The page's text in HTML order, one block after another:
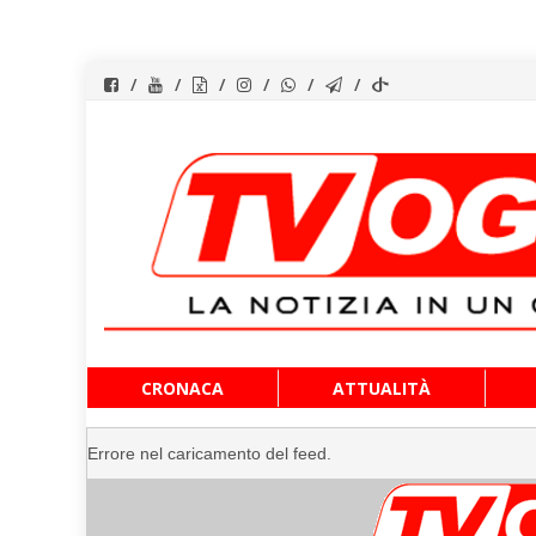
al
contenuto
CRONACA ATTUALITÀ
Errore nel caricamento del feed.